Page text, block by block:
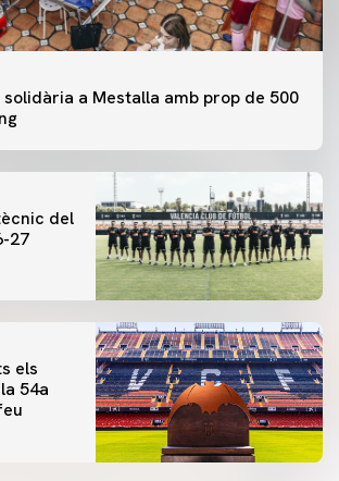
a Mestalla amb prop de 500
del
27
els
54a